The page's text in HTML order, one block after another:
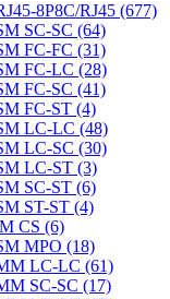
8P8C/RJ45 (677)
SC-SC (64)
FC-FC (31)
FC-LC (28)
FC-SC (41)
FC-ST (4)
LC-LC (48)
LC-SC (30)
LC-ST (3)
SC-ST (6)
ST-ST (4)
CS (6)
MPO (18)
LC-LC (61)
SC-SC (17)